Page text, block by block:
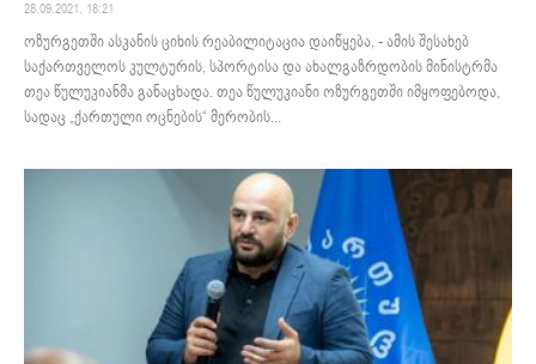
28.09.2021. 18:21
ოზურგეთში ასკანის ციხის რეაბილიტაცია დაიწყება, - ამის შესახებ
საქართველოს კულტურის, სპორტისა და ახალგაზრდობის მინისტრმა
თეა წულუკიანმა განაცხადა. თეა წულუკიანი ოზურგეთში იმყოფებოდა,
სადაც „ქართული ოცნების“ მერობის...